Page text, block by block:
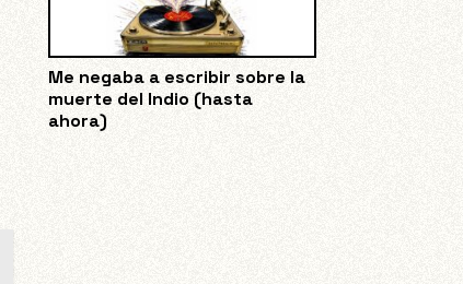
Me negaba a escribir sobre la
muerte del Indio (hasta
ahora)